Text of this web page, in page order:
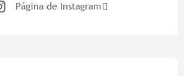
Página de Instagram